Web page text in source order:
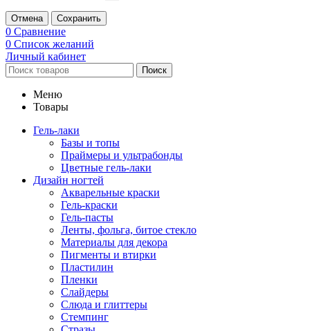
Отмена Сохранить
0 Сравнение
0 Список желаний
Личный кабинет
Поиск
Меню
Товары
Гель-лаки
Базы и топы
Праймеры и ультрабонды
Цветные гель-лаки
Дизайн ногтей
Акварельные краски
Гель-краски
Гель-пасты
Ленты, фольга, битое стекло
Материалы для декора
Пигменты и втирки
Пластилин
Пленки
Слайдеры
Слюда и глиттеры
Стемпинг